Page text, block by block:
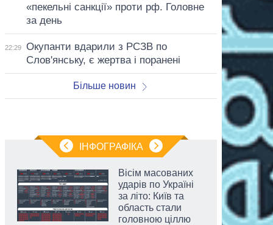
«пекельні санкції» проти рф. Головне
за день
22:29
Окупанти вдарили з РСЗВ по
Слов'янську, є жертва і поранені
Більше новин
ІНФОГРАФІКА
Вісім масованих
ударів по Україні
за літо: Київ та
область стали
головною ціллю